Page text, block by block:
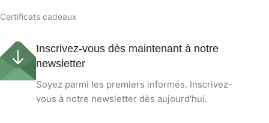
Certificats cadeaux
Inscrivez-vous dès maintenant à notre
newsletter
Soyez parmi les premiers informés. Inscrivez-
vous à notre newsletter dès aujourd'hui.